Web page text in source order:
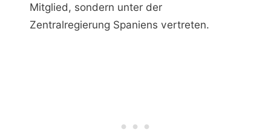
Mitglied, sondern unter der
Zentralregierung Spaniens vertreten.